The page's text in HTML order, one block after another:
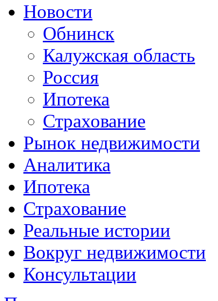
Новости
Обнинск
Калужская область
Россия
Ипотека
Страхование
Рынок недвижимости
Аналитика
Ипотека
Страхование
Реальные истории
Вокруг недвижимости
Консультации